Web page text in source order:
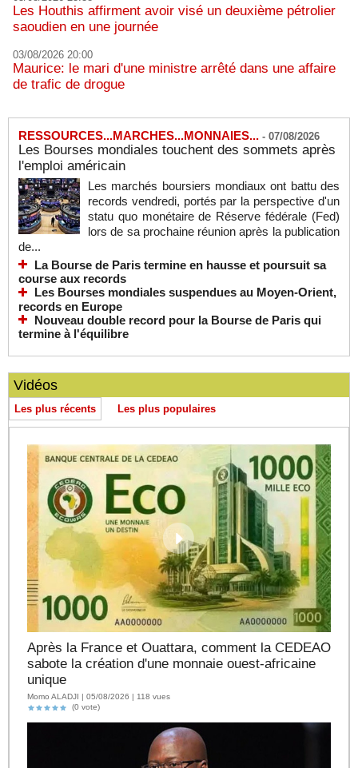
Les Houthis affirment avoir visé un deuxième pétrolier
saoudien en une journée
03/08/2026 20:00
Maurice: le mari d'une ministre arrêté dans une affaire
de trafic de drogue
RESSOURCES...MARCHES...MONNAIES... - 07/08/2026
Les Bourses mondiales touchent des sommets après
l'emploi américain
Les marchés boursiers mondiaux ont battu des
records vendredi, portés par la perspective d'un
statu quo monétaire de Réserve fédérale (Fed)
lors de sa prochaine réunion après la publication
de...
La Bourse de Paris termine en hausse et poursuit sa
course aux records
Les Bourses mondiales suspendues au Moyen-Orient,
records en Europe
Nouveau double record pour la Bourse de Paris qui
termine à l'équilibre
Vidéos
Les plus récents Les plus populaires
Après la France et Ouattara, comment la CEDEAO
sabote la création d'une monnaie ouest-africaine
unique
Momo ALADJI | 05/08/2026 | 118 vues
(0 vote)